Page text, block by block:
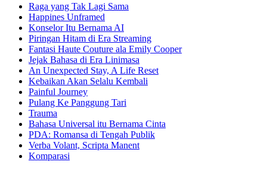
Raga yang Tak Lagi Sama
Happines Unframed
Konselor Itu Bernama AI
Piringan Hitam di Era Streaming
Fantasi Haute Couture ala Emily Cooper
Jejak Bahasa di Era Linimasa
An Unexpected Stay, A Life Reset
Kebaikan Akan Selalu Kembali
Painful Journey
Pulang Ke Panggung Tari
Trauma
Bahasa Universal itu Bernama Cinta
PDA: Romansa di Tengah Publik
Verba Volant, Scripta Manent
Komparasi